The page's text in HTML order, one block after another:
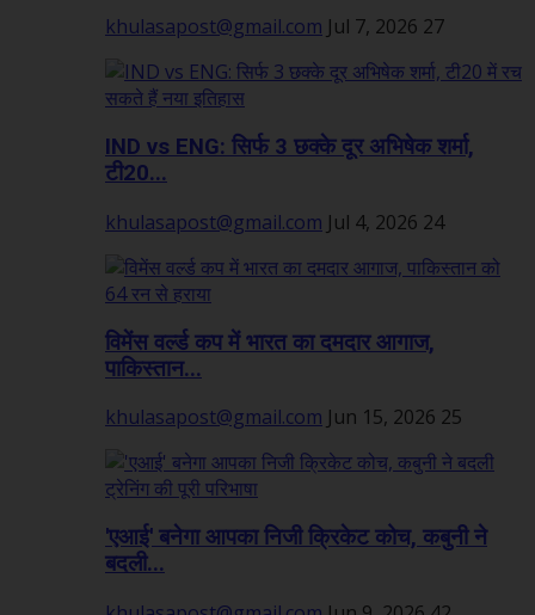
khulasapost@gmail.com Jul 7, 2026 27
IND vs ENG: सिर्फ 3 छक्के दूर अभिषेक शर्मा,
टी20...
khulasapost@gmail.com Jul 4, 2026 24
विमेंस वर्ल्ड कप में भारत का दमदार आगाज,
पाकिस्तान...
khulasapost@gmail.com Jun 15, 2026 25
'एआई' बनेगा आपका निजी क्रिकेट कोच, कबुनी ने
बदली...